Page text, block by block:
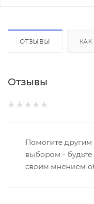
ОТЗЫВЫ
Отзывы
Помогите другим
выбором -
своим мнением